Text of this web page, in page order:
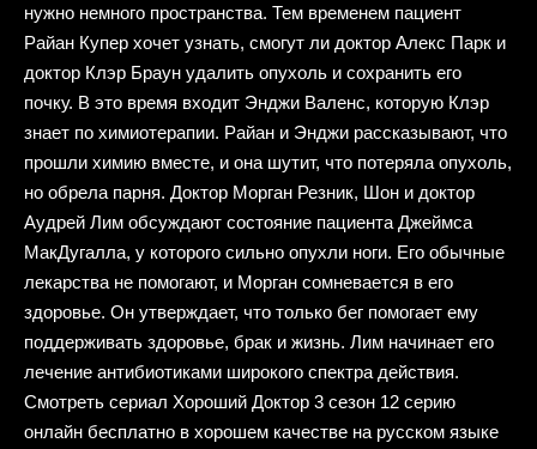
нужно немного пространства. Тем временем пациент
Райан Купер хочет узнать, смогут ли доктор Алекс Парк и
доктор Клэр Браун удалить опухоль и сохранить его
почку. В это время входит Энджи Валенс, которую Клэр
знает по химиотерапии. Райан и Энджи рассказывают, что
прошли химию вместе, и она шутит, что потеряла опухоль,
но обрела парня. Доктор Морган Резник, Шон и доктор
Аудрей Лим обсуждают состояние пациента Джеймса
МакДугалла, у которого сильно опухли ноги. Его обычные
лекарства не помогают, и Морган сомневается в его
здоровье. Он утверждает, что только бег помогает ему
поддерживать здоровье, брак и жизнь. Лим начинает его
лечение антибиотиками широкого спектра действия.
Смотреть сериал Хороший Доктор 3 сезон 12 серию
онлайн бесплатно в хорошем качестве на русском языке